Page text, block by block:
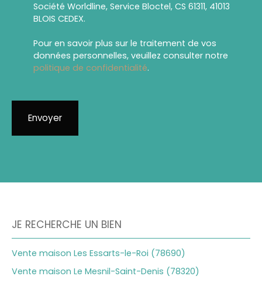
Société Worldline, Service Bloctel, CS 61311, 41013
BLOIS CEDEX.
Pour en savoir plus sur le traitement de vos
données personnelles, veuillez consulter notre
politique de confidentialité.
Envoyer
JE RECHERCHE UN BIEN
Vente maison Les Essarts-le-Roi (78690)
Vente maison Le Mesnil-Saint-Denis (78320)